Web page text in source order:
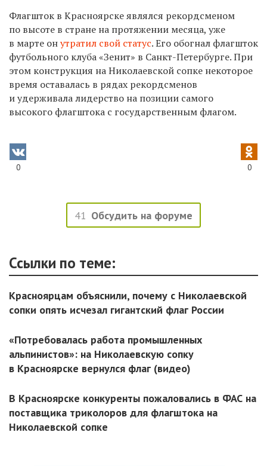
Флагшток в Красноярске являлся рекордсменом
по высоте в стране на протяжении месяца, уже
в марте онутратил свой статус. Его обогнал флагшток
футбольного клуба «Зенит» в Санкт-Петербурге. При
этом конструкция на Николаевской сопке некоторое
время оставалась в рядах рекордсменов
и удерживала лидерство на позиции самого
высокого флагштока с государственным флагом.
0 0
41 Обсудить на форуме
Ссылки по теме:
Красноярцам объяснили, почему с Николаевской
сопки опять исчезал гигантский флаг России
«Потребовалась работа промышленных
альпинистов»: на Николаевскую сопку
в Красноярске вернулся флаг (видео)
В Красноярске конкуренты пожаловались в ФАС на
поставщика триколоров для флагштока на
Николаевской сопке